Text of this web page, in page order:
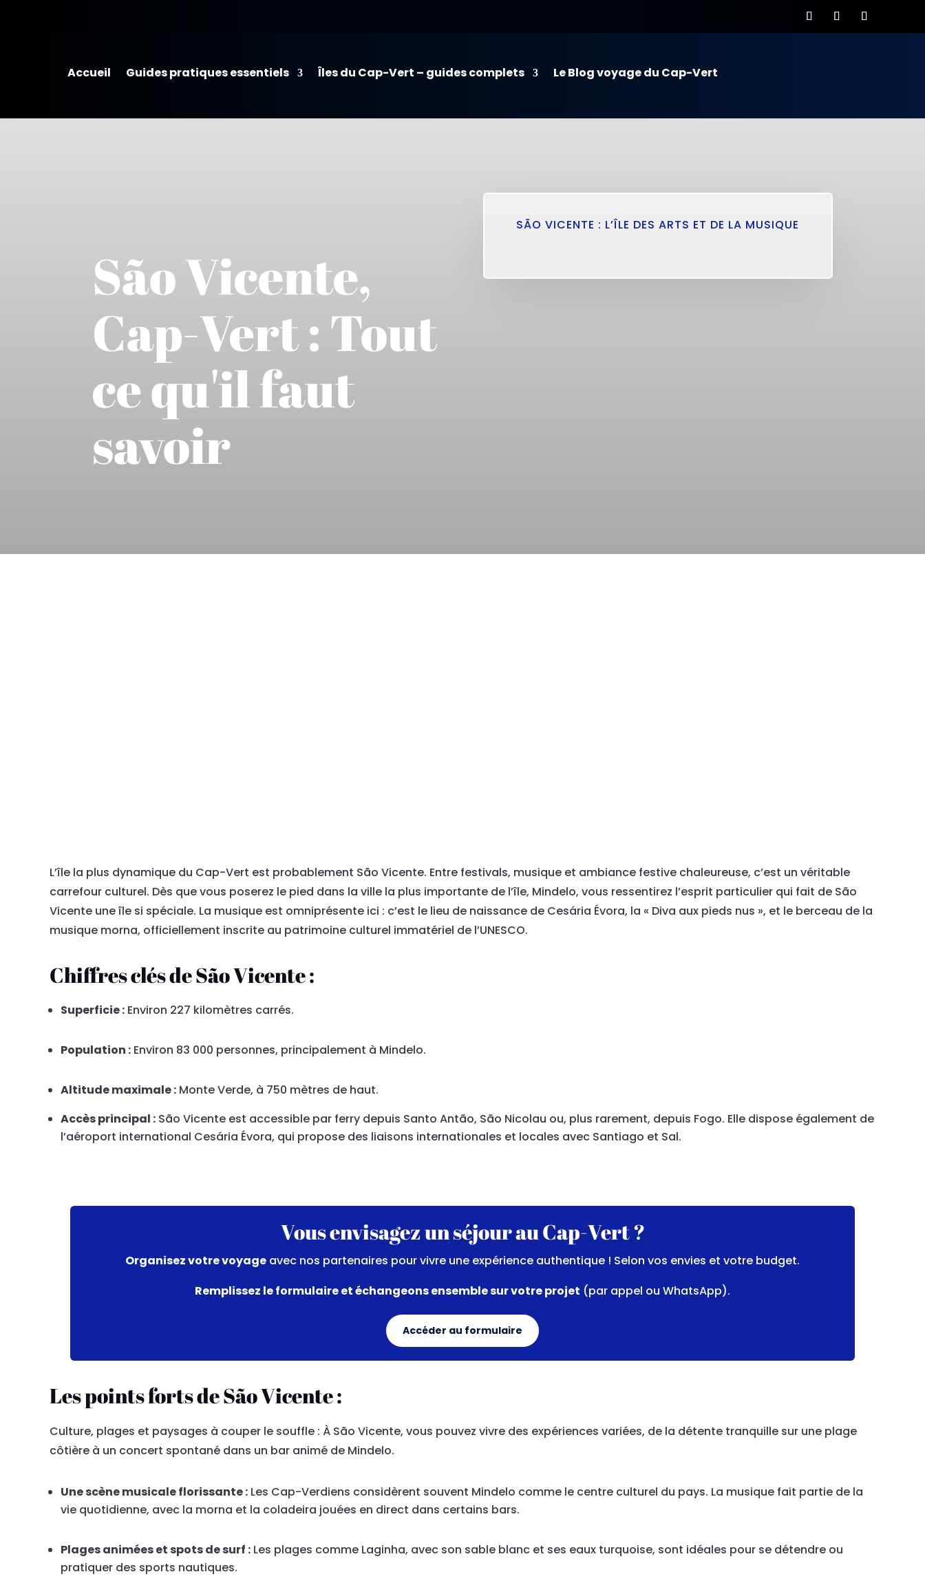
Accueil Guides pratiques essentiels Îles du Cap-Vert – guides complets Le Blog voyage du Cap-Vert
São Vicente,
Cap-Vert : Tout
ce qu'il faut
savoir
SÃO VICENTE : L’ÎLE DES ARTS ET DE LA MUSIQUE
L’île la plus dynamique du Cap-Vert est probablement São Vicente. Entre festivals, musique et ambiance festive chaleureuse, c’est un véritable
carrefour culturel. Dès que vous poserez le pied dans la ville la plus importante de l’île, Mindelo, vous ressentirez l’esprit particulier qui fait de São
Vicente une île si spéciale. La musique est omniprésente ici : c’est le lieu de naissance de Cesária Évora, la « Diva aux pieds nus », et le berceau de la
musique morna, officiellement inscrite au patrimoine culturel immatériel de l’UNESCO.
Chiffres clés de São Vicente :
Superficie : Environ 227 kilomètres carrés.
Population : Environ 83 000 personnes, principalement à Mindelo.
Altitude maximale : Monte Verde, à 750 mètres de haut.
Accès principal : São Vicente est accessible par ferry depuis Santo Antão, São Nicolau ou, plus rarement, depuis Fogo. Elle dispose également de
l’aéroport international Cesária Évora, qui propose des liaisons internationales et locales avec Santiago et Sal.
Vous envisagez un séjour au Cap-Vert ?
Organisez votre voyage avec nos partenaires pour vivre une expérience authentique ! Selon vos envies et votre budget.
Remplissez le formulaire et échangeons ensemble sur votre projet (par appel ou WhatsApp).
Accéder au formulaire
Les points forts de São Vicente :
Culture, plages et paysages à couper le souffle : À São Vicente, vous pouvez vivre des expériences variées, de la détente tranquille sur une plage
côtière à un concert spontané dans un bar animé de Mindelo.
Une scène musicale florissante : Les Cap-Verdiens considèrent souvent Mindelo comme le centre culturel du pays. La musique fait partie de la
vie quotidienne, avec la morna et la coladeira jouées en direct dans certains bars.
Plages animées et spots de surf : Les plages comme Laginha, avec son sable blanc et ses eaux turquoise, sont idéales pour se détendre ou
pratiquer des sports nautiques.